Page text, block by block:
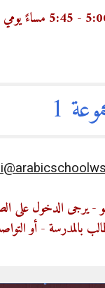
1
بالمدرسة - أو